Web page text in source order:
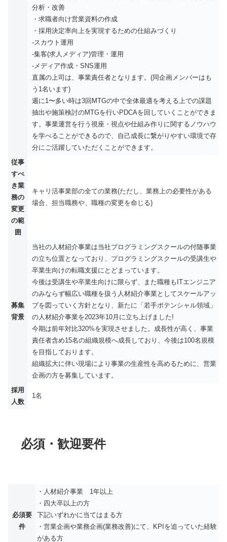
分析・改善
・求職者向け営業資料の作成
・採用決定率向上を実現するための仕組みづくり
-スカウト運用
-集客(求人メディア)管理・運用
-メディア作成・SNS運用
直属の上司は、事業責任者となります。(同企画メンバーはも
う1名います)
週に1〜多い時は3回MTGの中で全体最適を考える上での課題
抽出や施策検討のMTGを行いPDCAを回していくことができま
す。事業運営を行う視座・視点や仕組み作りに関するノウハウ
を学べることができるので、自己成長に繋がりやすい環境で存
分にご活躍していただくことができます。
従事
すべ
き業
務の
変更
の範
囲
キャリ活事業部の全ての業務(ただし、業務上の必要性がある
場合、担当職務や、職種の変更を命じる)
募集
背景
当社の人材紹介事業は当社プログラミングスクールの付随事業
の立ち位置となっており、プログラミングスクールの受講生や
卒業生向けの転職支援にとどまっています。
今後は受講生や卒業生向けに限らず、また職種もITエンジニア
のみならず幅広い職種を扱う人材紹介事業としてスケールアッ
プを図っていく方針となり、新たに「若手ポテンシャル領域」
の人材紹介事業を2023年10月に立ち上げました!
今期は前年対比320%を実現させました。成長性が高く、事業
責任者含め15名の組織規模へ成長しており、今後は100名規模
を目指しております。
組織拡大に伴い現場により事業の生産性を高めるために、営業
企画の方を募集しています。
採用
人数
1名
必須・歓迎要件
必須要
件
・人材紹介事業 1年以上
・四大卒以上の方
下記いずれかに当てはまる方
・営業企画や業務企画(業務改善)にて、KPIを追っていた経験
がある方